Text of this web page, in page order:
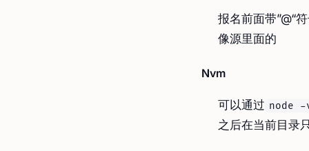
报名前面带”@“
像源里面的
Nvm
可以通过 node
之后在当前目录